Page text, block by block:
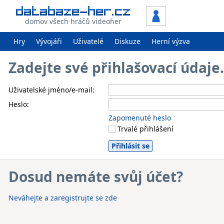
domov všech hráčů videoher
Hry Vývojáři Uživatelé Diskuze Herní výzva
Zadejte své přihlašovací
Uživatelské jméno/e-mail:
Heslo:
Zapomenuté heslo
Trvalé přihlášení
Dosud nemáte svůj účet?
Neváhejte a zaregistrujte se zde